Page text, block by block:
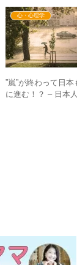
心・心理学
”嵐”が終わって日
に進む！？ – 日本